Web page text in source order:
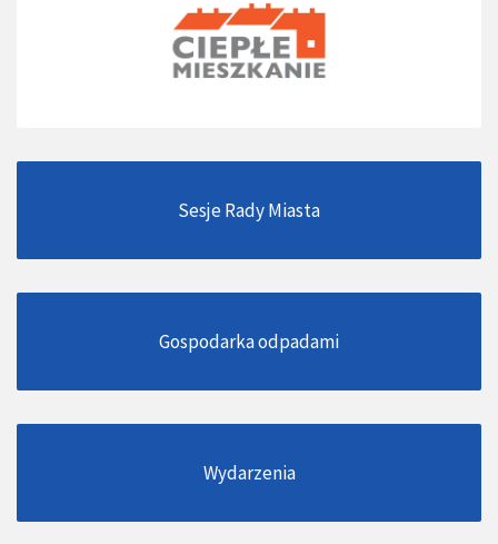
Sesje Rady Miasta
Gospodarka odpadami
Wydarzenia